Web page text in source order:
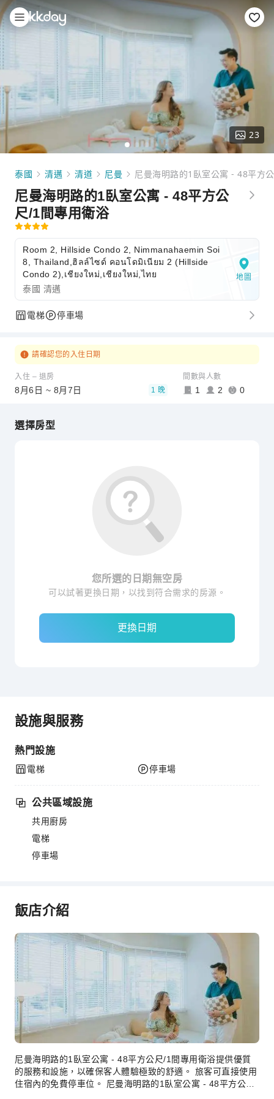
23
泰國 清邁 清道 尼曼 尼曼海明路的1臥室公寓 - 48平方
尼曼海明路的1臥室公寓 - 48平方公
尺/1間專用衛浴
Room 2, Hillside Condo 2, Nimmanahaemin Soi
8, Thailand,ฮิลล์ไซด์ คอนโดมิเนียม 2 (Hillside
Condo 2),เชียงใหม่,เชียงใหม่,ไทย
泰國 清邁
地圖
電梯 停車場
請確認您的入住日期
入住 – 退房
8月6日 ~ 8月7日 1 晚
間數與人數
1 2 0
選擇房型
您所選的日期無空房
可以試著更換日期，以找到符合需求的房源。
更換日期
設施與服務
熱門設施
電梯 停車場
公共區域設施
共用廚房
電梯
停車場
飯店介紹
尼曼海明路的1臥室公寓 - 48平方公尺/1間專用衛浴提供優質
的服務和設施，以確保客人體驗極致的舒適。 旅客可直接使用
住宿內的免費停車位。 尼曼海明路的1臥室公寓 - 48平方公